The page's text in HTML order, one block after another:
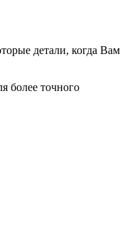
детали, когда Вам
более точного